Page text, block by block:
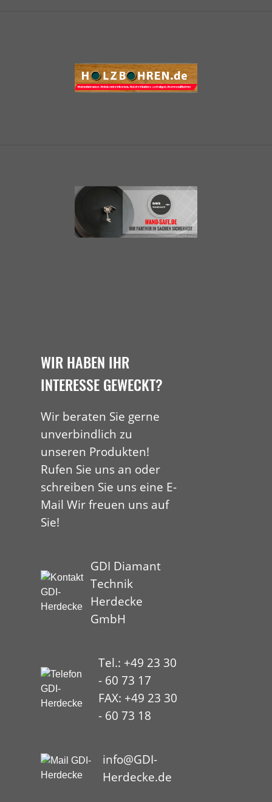
WIR HABEN IHR
INTERESSE GEWECKT?
Wir beraten Sie gerne
unverbindlich zu
unseren Produkten!
Rufen Sie uns an oder
schreiben Sie uns eine E-
Mail Wir freuen uns auf
Sie!
GDI Diamant
Technik
Herdecke
GmbH
Tel.: +49 23 30
- 60 73 17
FAX: +49 23 30
- 60 73 18
info@GDI-
Herdecke.de